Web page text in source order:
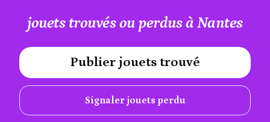
jouets trouvés ou perdus à Nantes
Publier jouets trouvé
Signaler jouets perdu
#A12AEB